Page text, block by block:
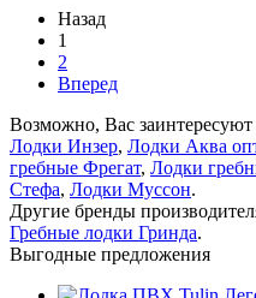
Назад
1
2
Вперед
Возможно, Вас
Лодки Инзер, Лодки Аква
гребные Фрегат, Лодки
Стефа, Лодки Муссон.
Другие бренды
Гребные лодки Гринда.
Выгодные предложения